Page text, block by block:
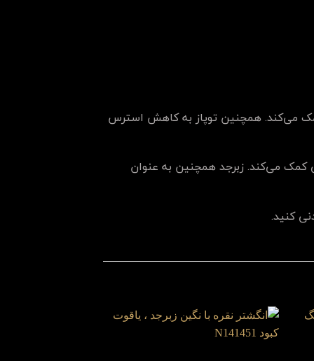
می‌کند. همچنین توپاز به کاهش استرس
کمک می‌کند. زبرجد همچنین به عنوان
کنید.